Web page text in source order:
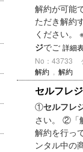
解約が可能
ただき解約
ください。
ジでご 詳細
No：43733
解約
解約
セルフレ
①セルフレ
さい。 ②「
解約を行っ
ンタル中の